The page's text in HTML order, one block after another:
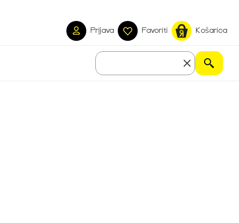
Prijava Favoriti Košarica